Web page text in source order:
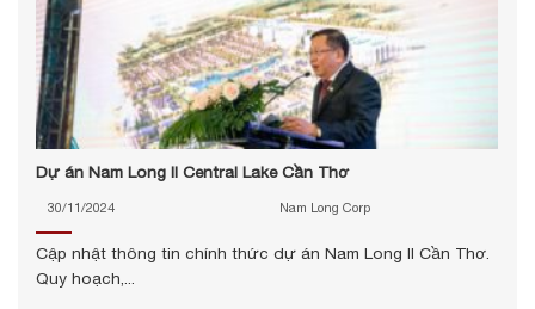
Dự án Nam Long II Central Lake Cần Thơ
30/11/2024 Nam Long Corp
Cập nhật thông tin chính thức dự án Nam Long II Cần Thơ.
Quy hoạch,...